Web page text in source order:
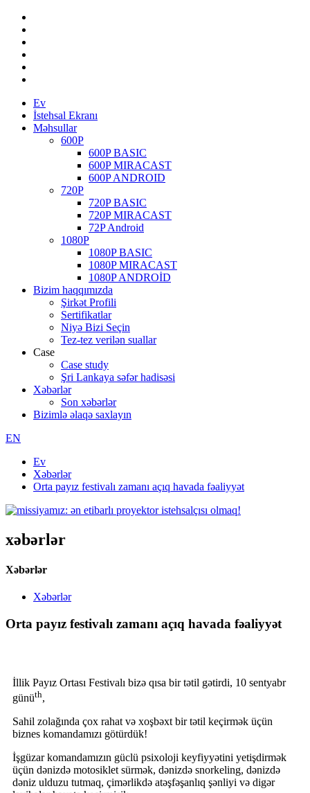
Ev
İstehsal Ekranı
Məhsullar
600P
600P BASIC
600P MIRACAST
600P ANDROID
720P
720P BASIC
720P MIRACAST
72P Android
1080P
1080P BASIC
1080P MIRACAST
1080P ANDROİD
Bizim haqqımızda
Şirkət Profili
Sertifikatlar
Niyə Bizi Seçin
Tez-tez verilən suallar
Case
Case study
Şri Lankaya səfər hadisəsi
Xəbərlər
Son xəbərlər
Bizimlə əlaqə saxlayın
EN
Ev
Xəbərlər
Orta payız festivalı zamanı açıq havada fəaliyyət
xəbərlər
Xəbərlər
Xəbərlər
Orta payız festivalı zamanı açıq havada fəaliyyət
İllik Payız Ortası Festivalı bizə qısa bir tətil gətirdi, 10 sentyabr
günüth,
Sahil zolağında çox rahat və xoşbəxt bir tətil keçirmək üçün
biznes komandamızı götürdük!
İşgüzar komandamızın güclü psixoloji keyfiyyətini yetişdirmək
üçün dənizdə motosiklet sürmək, dənizdə snorkeling, dənizdə
dəniz ulduzu tutmaq, çimərlikdə atəşfəşanlıq şənliyi və digər